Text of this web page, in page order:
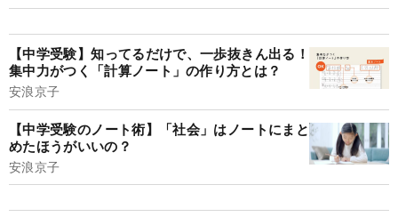
【中学受験】知ってるだけで、一歩抜きん出る！
集中力がつく「計算ノート」の作り方とは？
安浪京子
【中学受験のノート術】「社会」はノートにまと
めたほうがいいの？
安浪京子